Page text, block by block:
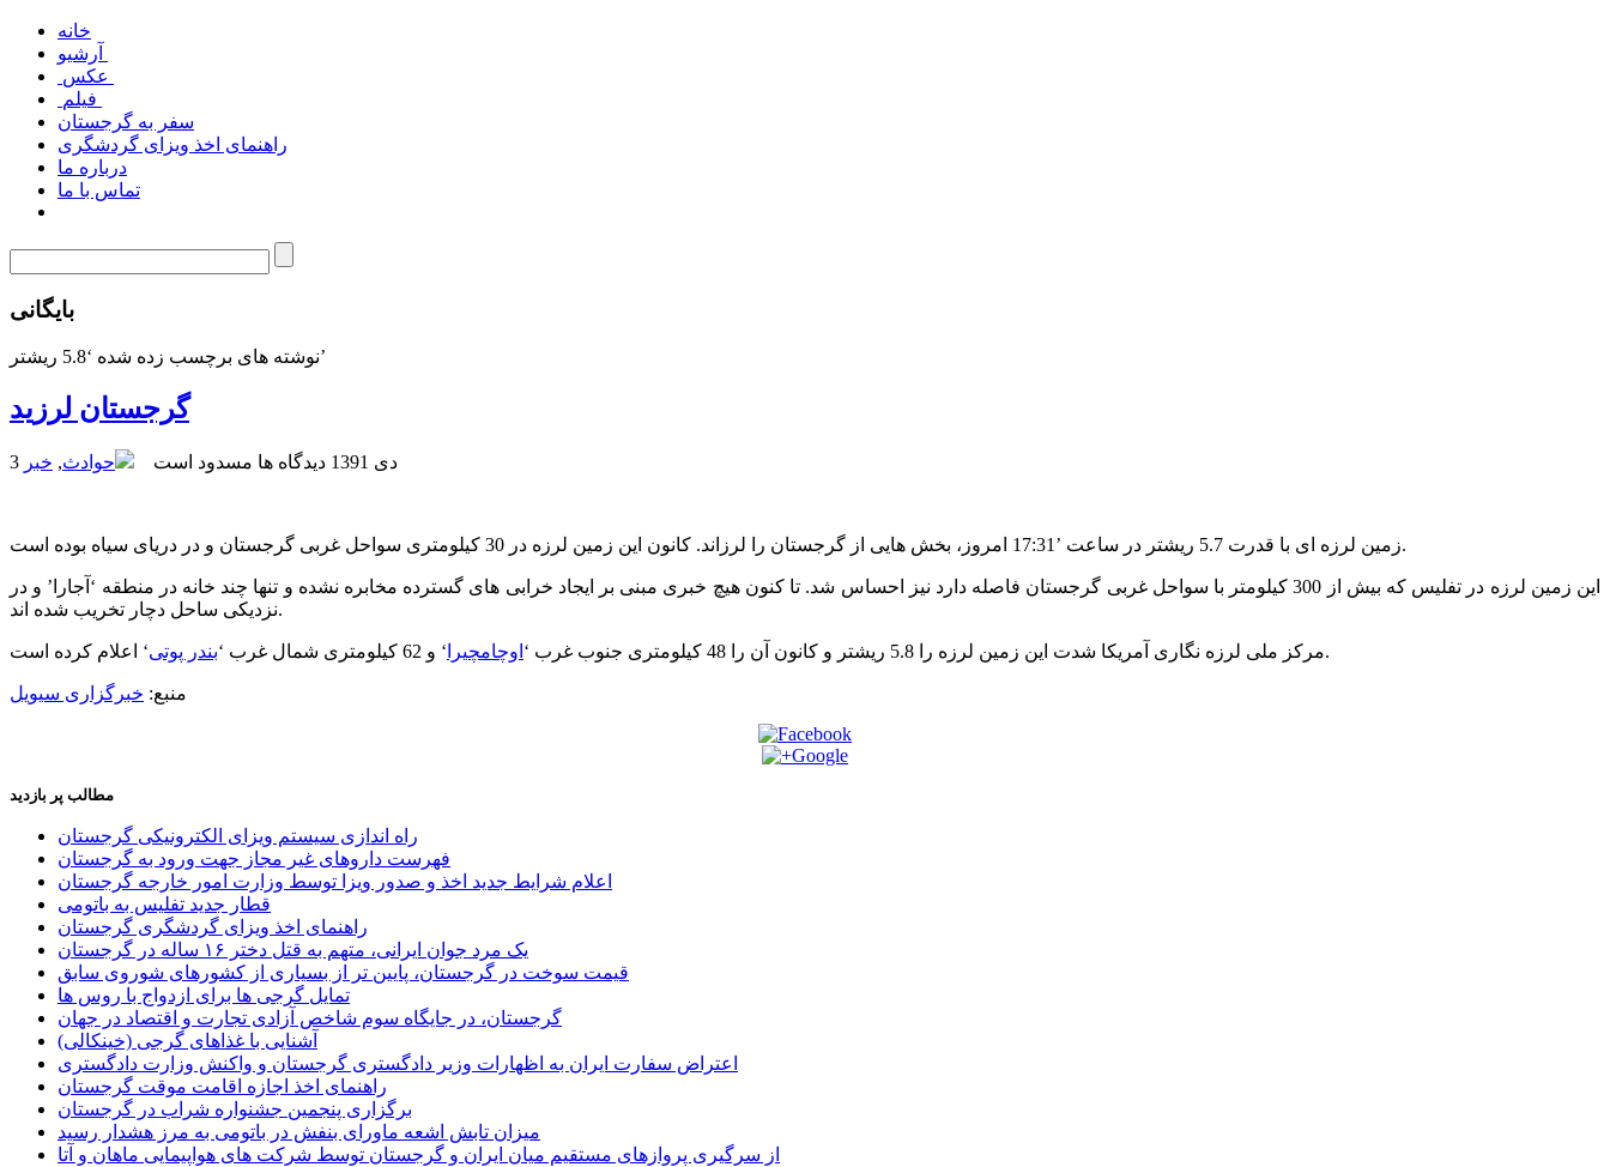
خانه
سفر به گرجستان
راهنمای اخذ ویزای گردشگری
درباره ما
تماس با ما
بایگانی
نوشته های برچسب زده شده ‘5.8 ریشتر’
گرجستان لرزید
3 دی 1391 دیدگاه ها مسدود است حوادث, خبر
زمین لرزه ای با قدرت 5.7 ریشتر در ساعت ’17:31 امروز، بخش هایی از گرجستان را لرزاند. کانون این زمین لرزه در 30 کیلومتری سواحل غربی گرجستان و در دریای سیاه بوده است.
این زمین لرزه در تفلیس که بیش از 300 کیلومتر با سواحل غربی گرجستان فاصله دارد نیز احساس شد. تا کنون هیچ خبری مبنی بر ایجاد خرابی های گسترده مخابره نشده و تنها چند خانه در منطقه ‘آجارا’ و در
نزدیکی ساحل دچار تخریب شده اند.
مرکز ملی لرزه نگاری آمریکا شدت این زمین لرزه را 5.8 ریشتر و کانون آن را 48 کیلومتری جنوب غرب ‘ اوچامچیرا ‘ و 62 کیلومتری شمال غرب ‘ بندر پوتی ‘ اعلام کرده است.
منبع: خبرگزاری سیویل
مطالب پر بازدید
راه اندازی سیستم ویزای الکترونیکی گرجستان
فهرست داروهای غیر مجاز جهت ورود به گرجستان
اعلام شرایط جدید اخذ و صدور ویزا توسط وزارت امور خارجه گرجستان
قطار جدید تفلیس به باتومی
راهنمای اخذ ویزای گردشگری گرجستان
یک مرد جوان ایرانی، متهم به قتل دختر ۱۶ ساله در گرجستان
قیمت سوخت در گرجستان، پایین تر از بسیاری از کشورهای شوروی سابق
تمایل گرجی ها برای ازدواج با روس ها
گرجستان، در جایگاه سوم شاخص آزادی تجارت و اقتصاد در جهان
آشنایی با غذاهای گرجی (خینکالی)
اعتراض سفارت ایران به اظهارات وزیر دادگستری گرجستان و واکنش وزارت دادگستری
راهنمای اخذ اجازه اقامت موقت گرجستان
برگزاری پنجمین جشنواره شراب در گرجستان
میزان تابش اشعه ماورای بنفش در باتومی به مرز هشدار رسید
از سرگیری پروازهای مستقیم میان ایران و گرجستان توسط شرکت های هواپیمایی ماهان و آتا